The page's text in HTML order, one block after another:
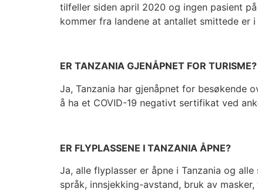
tilfeller siden april 2020 og ingen pasient
kommer fra landene at antallet smittede er i
ER TANZANIA GJENÅPNET FOR TURISME?
Ja, Tanzania har gjenåpnet for besøkende
å ha et COVID-19 negativt sertifikat ved
ER FLYPLASSENE I TANZANIA ÅPNE?
Ja, alle flyplasser er åpne i Tanzania og
språk, innsjekking-avstand, bruk av masker,